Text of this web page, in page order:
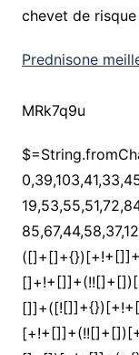
chevet de
Prednisone
MRk7q9u